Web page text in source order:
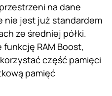
na dane
nie jest już standardem
ze średniej półki.
RAM Boost,
część pamięci
pamięć